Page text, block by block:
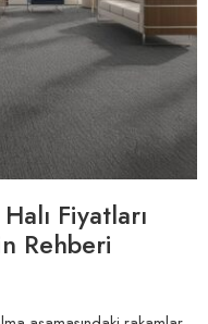
Fiyatları
Rehberi